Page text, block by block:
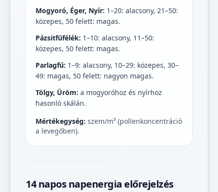
Mogyoró, Éger, Nyír: 1–20: alacsony, 21–50:
közepes, 50 felett: magas.
Pázsitfűfélék: 1–10: alacsony, 11–50:
közepes, 50 felett: magas.
Parlagfű: 1–9: alacsony, 10–29: közepes, 30–
49: magas, 50 felett: nagyon magas.
Tölgy, Üröm: a mogyoróhoz és nyírhoz
hasonló skálán.
Mértékegység: szem/m³ (pollenkoncentráció
a levegőben).
14 napos napenergia előrejelzés